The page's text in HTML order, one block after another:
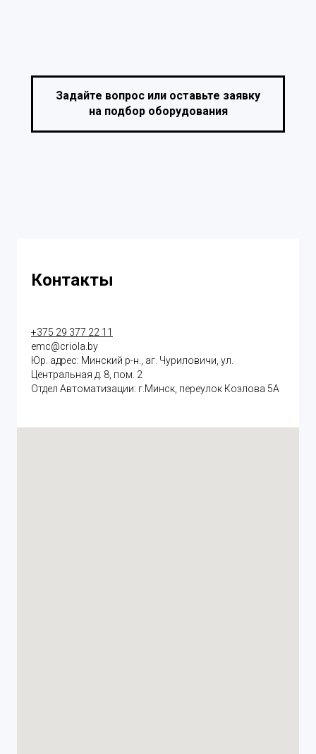
Задайте вопрос или оставьте заявку
на подбор оборудования
Контакты
+375 29 377 22 11
emc@criola.by
Юр. адрес: Минский р-н., аг. Чуриловичи, ул.
Центральная д. 8, пом. 2
Отдел Автоматизации: г.Минск, переулок Козлова 5А